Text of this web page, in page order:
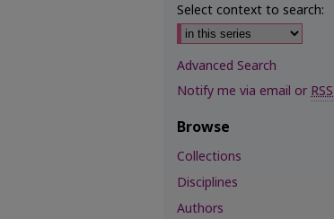
Select context to search:
Advanced Search
Notify me via email orRSS
Browse
Collections
Disciplines
Authors